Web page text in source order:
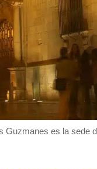
Guzmanes es la sede